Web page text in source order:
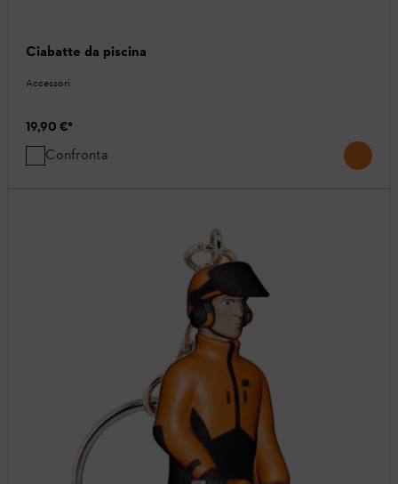
Ciabatte da piscina
Accessori
19,90 €*
Confronta